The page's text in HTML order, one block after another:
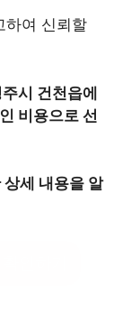
하여 신뢰할
시 건천읍에
비용으로 선
세 내용을 알